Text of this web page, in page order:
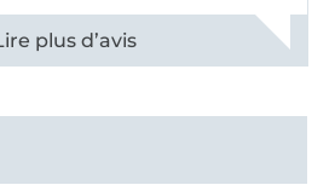
commentaires